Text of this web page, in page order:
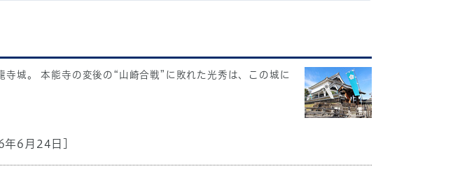
城。 本能寺の変後の“山崎合戦”に敗れた光秀は、この城に
6月24日]